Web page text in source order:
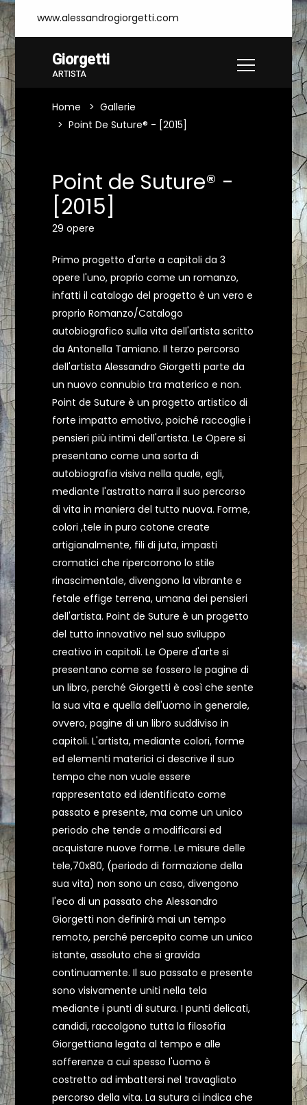
www.alessandrogiorgetti.com
Giorgetti
ARTISTA
Home
Gallerie
Point De Suture® - [2015]
Point de Suture® -
[2015]
29 opere
Primo progetto d'arte a capitoli da 3
opere l'uno, proprio come un romanzo,
infatti il catalogo del progetto è un vero e
proprio Romanzo/Catalogo
autobiografico sulla vita dell'artista scritto
da Antonella Tamiano. Il terzo percorso
dell'artista Alessandro Giorgetti parte da
un nuovo connubio tra materico e non.
Point de Suture è un progetto artistico di
forte impatto emotivo, poiché raccoglie i
pensieri più intimi dell'artista. Le Opere si
presentano come una sorta di
autobiografia visiva nella quale, egli,
mediante l'astratto narra il suo percorso
di vita in maniera del tutto nuova. Forme,
colori ,tele in puro cotone create
artigianalmente, fili di juta, impasti
cromatici che ripercorrono lo stile
rinascimentale, divengono la vibrante e
fetale effige terrena, umana dei pensieri
dell'artista. Point de Suture è un progetto
del tutto innovativo nel suo sviluppo
creativo in capitoli. Le Opere d'arte si
presentano come se fossero le pagine di
un libro, perché Giorgetti è così che sente
la sua vita e quella dell'uomo in generale,
ovvero, pagine di un libro suddiviso in
capitoli. L'artista, mediante colori, forme
ed elementi materici ci descrive il suo
tempo che non vuole essere
rappresentato ed identificato come
passato e presente, ma come un unico
periodo che tende a modificarsi ed
acquistare nuove forme. Le misure delle
tele,70x80, (periodo di formazione della
sua vita) non sono un caso, divengono
l'eco di un passato che Alessandro
Giorgetti non definirà mai un tempo
remoto, perché percepito come un unico
istante, assoluto che si gravida
continuamente. Il suo passato e presente
sono visivamente uniti nella tela
mediante i punti di sutura. I punti delicati,
candidi, raccolgono tutta la filosofia
Giorgettiana legata al tempo e alle
sofferenze a cui spesso l'uomo è
costretto ad imbattersi nel travagliato
percorso della vita. La sutura ci indica che